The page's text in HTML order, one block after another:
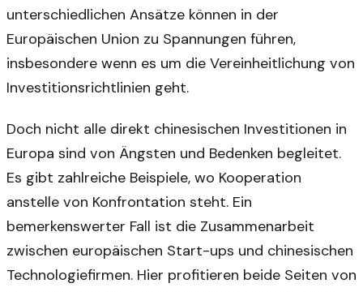
unterschiedlichen Ansätze können in der
Europäischen Union zu Spannungen führen,
insbesondere wenn es um die Vereinheitlichung von
Investitionsrichtlinien geht.
Doch nicht alle direkt chinesischen Investitionen in
Europa sind von Ängsten und Bedenken begleitet.
Es gibt zahlreiche Beispiele, wo Kooperation
anstelle von Konfrontation steht. Ein
bemerkenswerter Fall ist die Zusammenarbeit
zwischen europäischen Start-ups und chinesischen
Technologiefirmen. Hier profitieren beide Seiten von